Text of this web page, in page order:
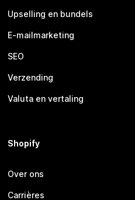
Upselling en bundels
E-mailmarketing
SEO
Verzending
Valuta en vertaling
Shopify
Over ons
Carrières